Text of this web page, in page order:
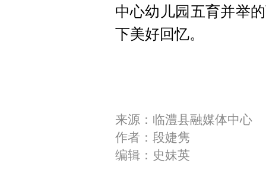
中心幼儿园五育并举
下美好回忆。
来源：临澧县融媒体中心
作者：段婕隽
编辑：史妹英